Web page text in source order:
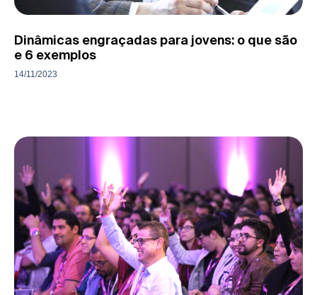
Dinâmicas engraçadas para jovens: o que são
e 6 exemplos
14/11/2023